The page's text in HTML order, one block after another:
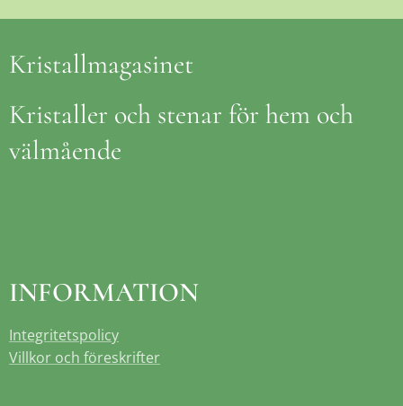
Kristallmagasinet
Kristaller och stenar för hem och
välmående
INFORMATION
Integritetspolicy
Villkor och föreskrifter